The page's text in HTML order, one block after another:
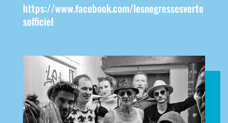
https://www.facebook.com/lesnegressesverte
sofficiel